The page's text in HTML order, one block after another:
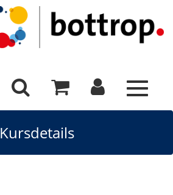
Toggle
Kursdetails